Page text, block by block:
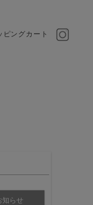
ピングカート
知らせ